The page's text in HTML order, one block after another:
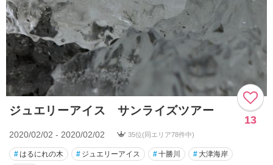
ジュエリーアイス サンライズツアー
13
2020/02/02 - 2020/02/02 35位(同エリア78件中)
#はるにれの木 # ジュエリーアイス #十勝川 # 大津海岸